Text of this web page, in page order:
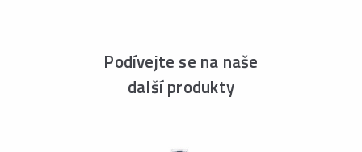
Podívejte se na naše
další produkty